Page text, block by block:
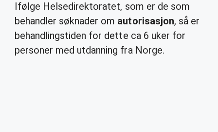
Ifølge Helsedirektoratet, som er de som
behandler søknader om autorisasjon, så er
behandlingstiden for dette ca 6 uker for
personer med utdanning fra Norge.